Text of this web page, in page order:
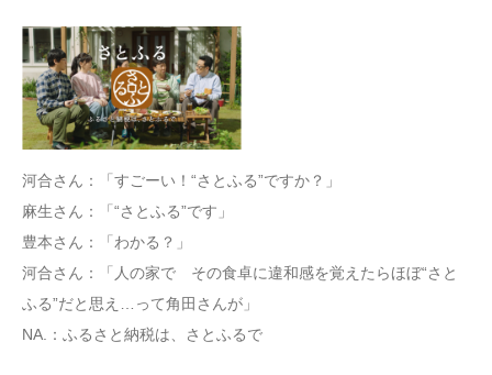
河合さん：「すごーい！“さとふる”ですか？」
麻生さん：「“さとふる”です」
豊本さん：「わかる？」
河合さん：「人の家で その食卓に違和感を覚えたらほぼ“さと
ふる”だと思え…って角田さんが」
NA.：ふるさと納税は、さとふるで